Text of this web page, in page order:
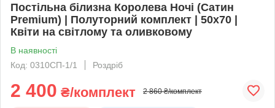
Постільна білизна Королева Ночі (Сатин
Premium) | Полуторний комплект | 50х70 |
Квіти на світлому та оливковому
В наявності
Код: 0310СП-1/1
Роздріб
2 400 ₴/комплект 2 860 ₴/комплект